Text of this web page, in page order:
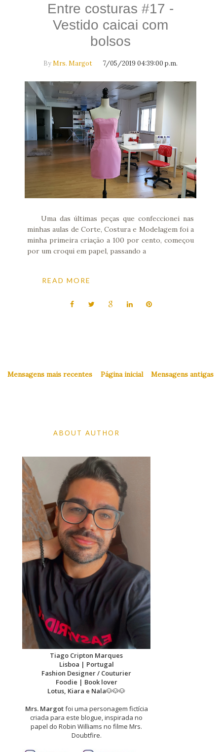
Entre costuras #17 -
Vestido caicai com
bolsos
ByMrs. Margot 7/05/2019 04:39:00 p.m.
Uma das últimas peças que confeccionei nas
minhas aulas de Corte, Costura e Modelagem foi a
minha primeira criação a 100 por cento, começou
por um croqui em papel, passando a
READ MORE
Mensagens mais recentes Mensagens antigas
Página inicial
ABOUT AUTHOR
Tiago Cripton Marques
Lisboa | Portugal
Fashion Designer / Couturier
Foodie | Book lover
Lotus, Kiara e Nala🐶🐶🐶
Mrs. Margotfoi uma personagem fictícia
criada para este blogue, inspirada no
papel do Robin Williams no filme Mrs.
Doubtfire.